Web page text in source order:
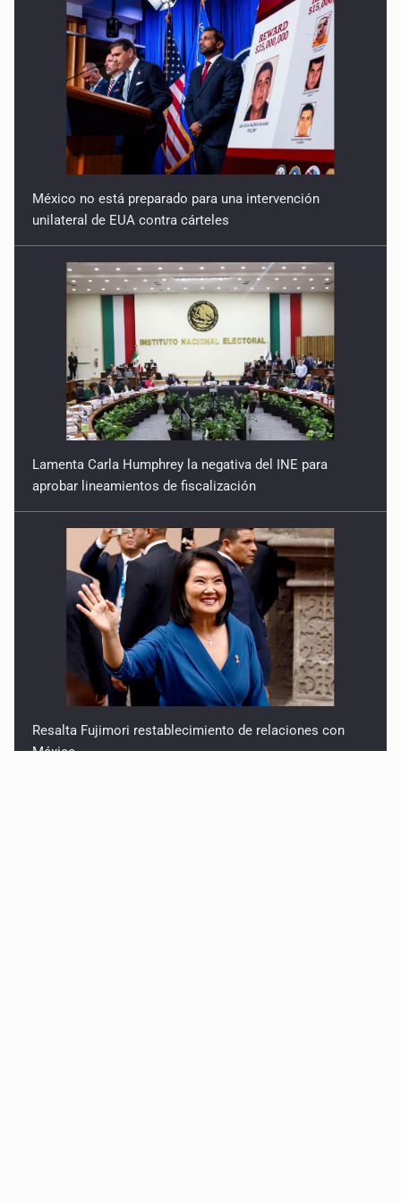
México no está preparado para una intervención
unilateral de EUA contra cárteles
Lamenta Carla Humphrey la negativa del INE para
aprobar lineamientos de fiscalización
Resalta Fujimori restablecimiento de relaciones con
México